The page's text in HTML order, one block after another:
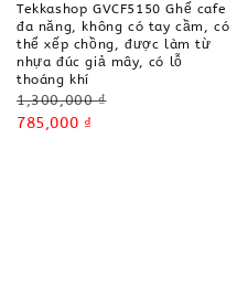
Tekkashop GVCF5150 Ghế cafe
đa năng, không có tay cầm, có
thể xếp chồng, được làm từ
nhựa đúc giả mây, có lỗ
thoáng khí
Regular
price
1,300,000 ₫
Sale
785,000 ₫